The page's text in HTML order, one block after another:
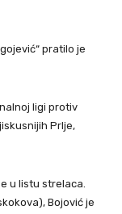
pratilo je
ligi protiv
Prlje,
u listu strelaca.
Bojović je